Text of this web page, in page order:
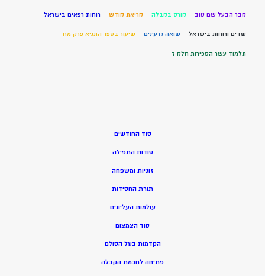
קבר הבעל שם טוב קורס בקבלה קריאת קודש רוחות רפאים בישראל
שדים ורוחות בישראל שואה גרעינים שיעור בספר התניא פרק מח
תלמוד עשר הספירות חלק ז
סוד החודשים
סודות התפילה
זוגיות ומשפחה
תורת החסידות
עולמות העליונים
סוד הצמצום
הקדמות בעל הסולם
פתיחה לחכמת הקבלה